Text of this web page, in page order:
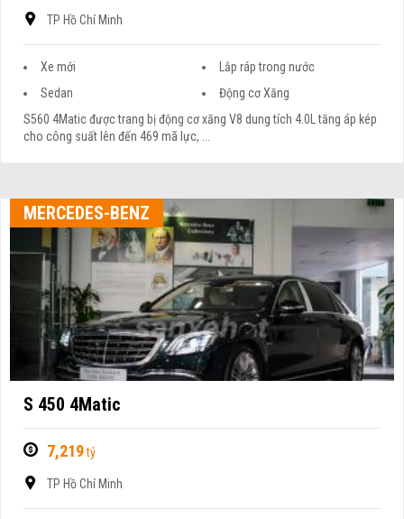
TP Hồ Chí Minh
Xe mới
Lắp ráp trong nước
Sedan
Động cơ Xăng
S560 4Matic được trang bị động cơ xăng V8 dung tích 4.0L tăng áp kép
cho công suất lên đến 469 mã lực, ...
MERCEDES-BENZ
S 450 4Matic
7,219tỷ
TP Hồ Chí Minh